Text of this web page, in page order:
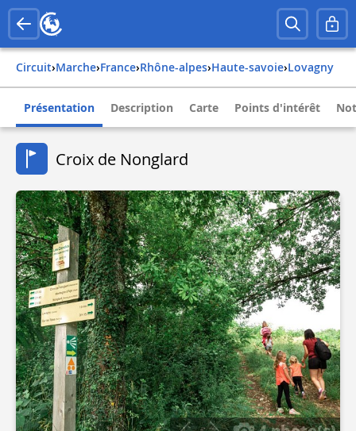
Circuit› Marche› france› rhône-alpes› haute-savoie› lovagny
Présentation Description Carte Points d'intérêt
Croix de Nonglard